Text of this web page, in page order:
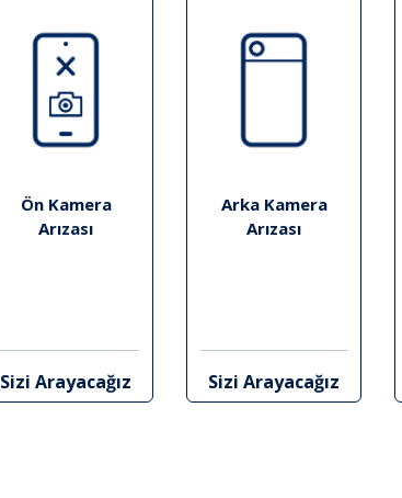
Ön Kamera
Arızası
Sizi Arayacağız
Arka Kamera
Arızası
Sizi Arayacağız